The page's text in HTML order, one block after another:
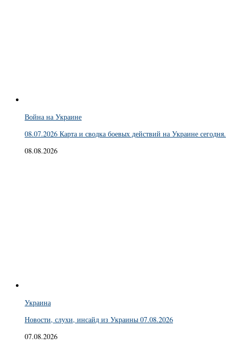
Война на Украине
08.07.2026 Карта и сводка боевых действий на Украине сегодня.
08.08.2026
Украина
Новости, слухи, инсайд из Украины 07.08.2026
07.08.2026